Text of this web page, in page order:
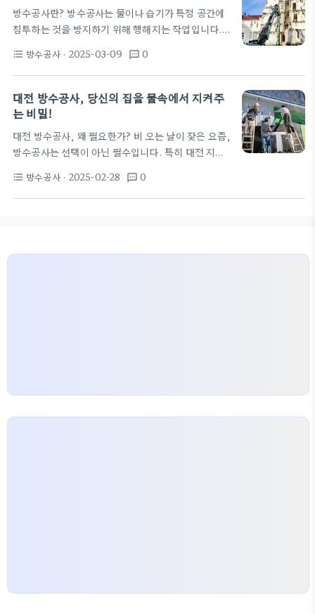
방수공사란? 방수공사는 물이나 습기가 특정 공간에
침투하는 것을 방지하기 위해 행해지는 작업입니다.
대전방수업체는 이러한 방수공사를 전문적으로 수행
하여, 고객의 비용과 시간을 절약해 줍니다. 방수공사
의 중요성 물이나 습기가 침투하면 곰팡이와 같은 문
제를 유발하고, 구조물의 내구성을 저하시킬 수 있습
한 안전성을 강화할 필요가 있습니다. 최근 대전 및 인
근 지역에서는 이러한 방수공사에 대한 관심이 급증하
고 있습니다. 예를 들어, 진해방수나 김해방수업체도
format_list_bulleted 방수공사 · 2025-03-09 textsms 0
대전 방수공사, 당신의 집을 물속에서 지켜주
는 비밀!
대전 방수공사, 왜 필요한가? 비 오는 날이 잦은 요즘,
방수공사는 선택이 아닌 필수입니다. 특히 대전 지역
고민하는 가정이 많아졌습니다. 연결된 방수공사로
집의 수명을 늘릴 수 있으며, 아파트 외벽 방수공사도
format_list_bulleted 방수공사 · 2025-02-28 textsms 0